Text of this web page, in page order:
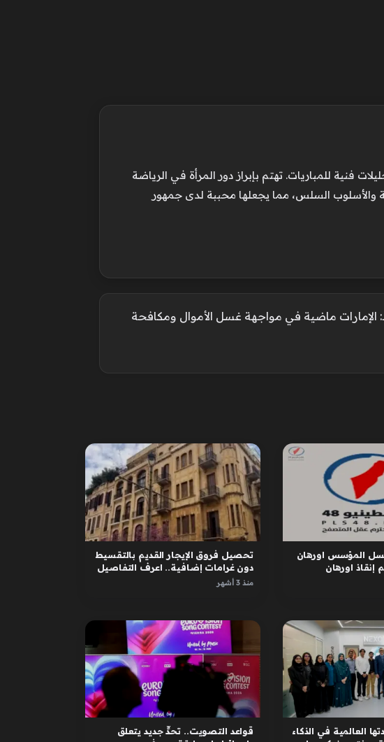
فنية للمباريات. تهتم بإبراز دور المرأة في الرياضة
والأسلوب السلس، مما يجعلها محببة لدى جمهور
الإمارات ماضية في مواجهة غسل الأموال ومكافحة
المؤسس اورهان
يتم إنقاذ اورهان
تحصيل فروق الإيجار القديم بالتقسيط
دون غرامات إضافية.. اعرف التفاصيل
منذ 3 أشهر
العالمية في الذكاء
قواعد التصويت.. تحدٍّ جديد يتعلق